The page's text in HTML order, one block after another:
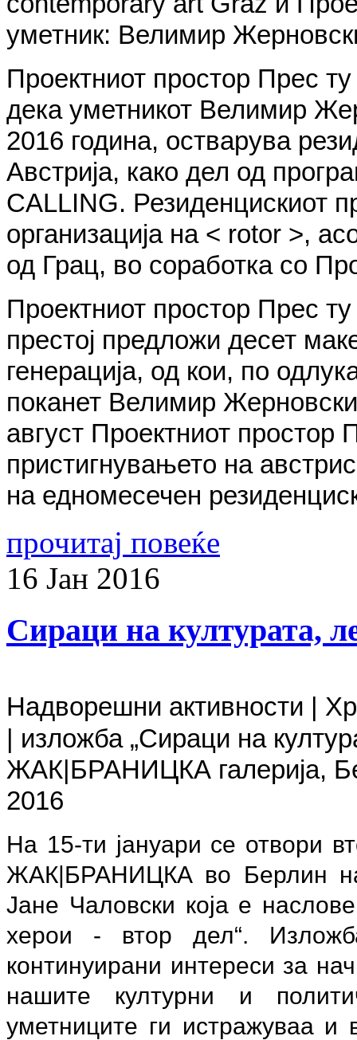
уметник: Велимир
Проектниот простор Прес
дека уметникот Велимир
2016 година, остварува
Австрија, како дел од
CALLING. Резиденцискиот
организација на < rotor >,
од Грац, во соработка со
Проектниот простор Прес ту
престој предложи десет
генерација, од кои, по
поканет Велимир
август Проектниот простор
пристигнувањето на
на едномесечен
прочитај повеќе
16 Јан 2016
Сираци на културата,
Надворешни активности |
| изложба „Сираци на
ЖАК|БРАНИЦКА галерија,
2016
На 15-ти јануари се отвори
ЖАК|БРАНИЦКА во Берлин
Јане Чаловски која е
херои - втор дел“.
континуирани интереси за
нашите културни и
уметниците ги истражуваа и